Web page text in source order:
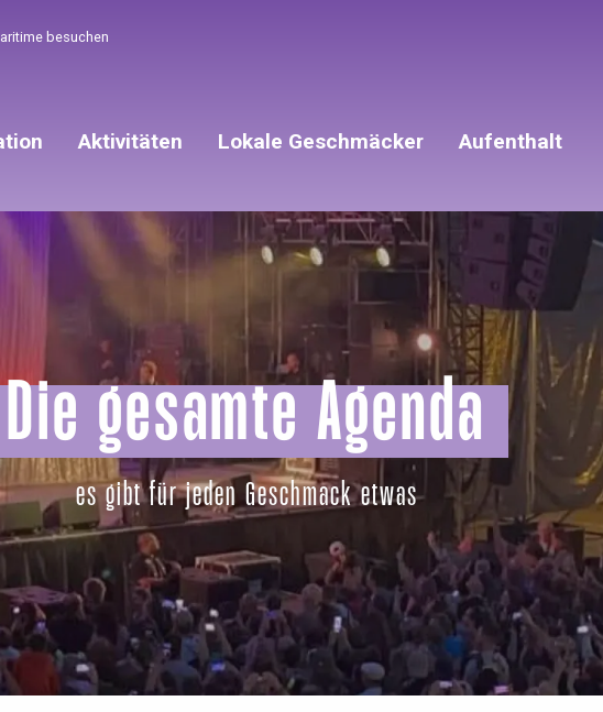
besuchen
Aktivitäten Lokale Geschmäcker Aufenthalt
Die gesamte Agenda
es gibt für jeden Geschmack etwas